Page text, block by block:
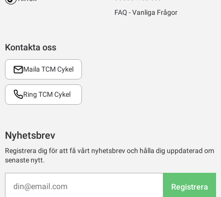
Kontakta oss
Maila TCM Cykel
Ring TCM Cykel
FAQ - Vanliga Frågor
Nyhetsbrev
Registrera dig för att få vårt nyhetsbrev och hålla dig uppdaterad om
senaste nytt.
Registrera